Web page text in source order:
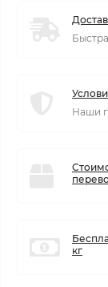
Наши
кг